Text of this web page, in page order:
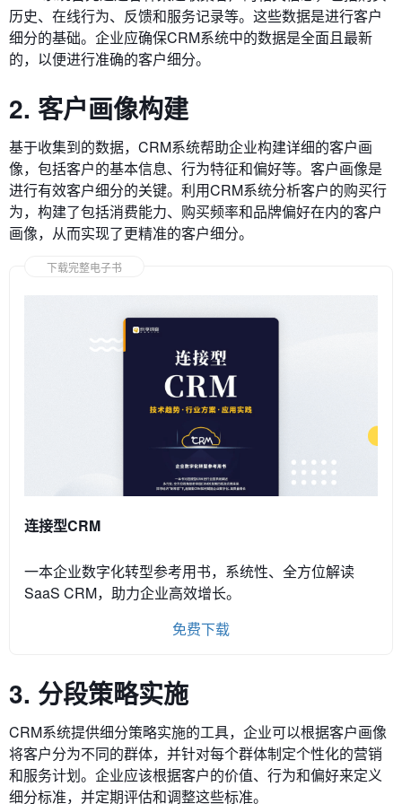
历史、在线行为、反馈和服务记录等。这些数据是进行客户
细分的基础。 企业应确保CRM系统中的数据是全面且最新
的，以便进行准确的客户细分。
2. 客户画像构建
基于收集到的数据，CRM系统帮助企业构建详细的客户画
像，包括客户的基本信息、行为特征和偏好等。客户画像是
进行有效客户细分的关键。 利用CRM系统分析客户的购买行
为，构建了包括消费能力、购买频率和品牌偏好在内的客户
画像，从而实现了更精准的客户细分。
下载完整电子书
连接型CRM
一本企业数字化转型参考用书，系统性、全方位解读
SaaS CRM，助力企业高效增长。
免费下载
3. 分段策略实施
CRM系统提供细分策略实施的工具，企业可以根据客户画像
将客户分为不同的群体，并针对每个群体制定个性化的营销
和服务计划。 企业应该根据客户的价值、行为和偏好来定义
细分标准，并定期评估和调整这些标准。